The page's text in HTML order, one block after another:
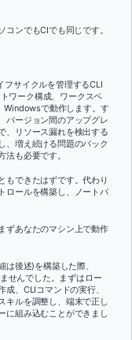
ンでもCIでも同じです。
サイクルを管理するCLI
ワーク構成、ワークスペ
Windowsで動作します。す
バージョン間のアップグレ
、リソース漏れを検出する
、増え続ける問題のバック
も必要です。
もできたはずです。代わり
ロールを構築し、ノートパ
ずあなたのマシン上で動作
後述)を構築した際、
せんでした。まずはロー
、CLIコマンドの実行、
キルを調整し、端末で正し
に組み込むことができまし